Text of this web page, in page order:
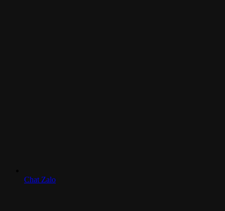
Chat Zalo